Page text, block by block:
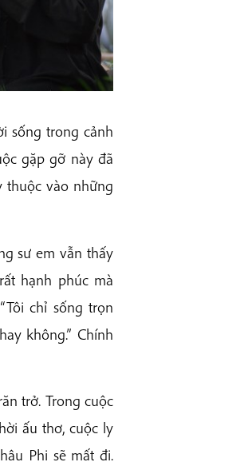
sống trong cảnh
gặp gỡ này đã
thuộc vào những
sư em vẫn thấy
hạnh phúc mà
chỉ sống trọn
không.” Chính
trở. Trong cuộc
ấu thơ, cuộc ly
Phi sẽ mất đi.